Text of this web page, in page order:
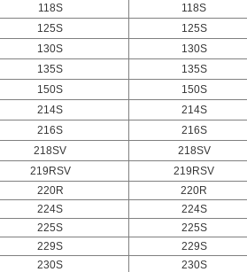
118S 118S
125S 125S
130S 130S
135S 135S
150S 150S
214S 214S
216S 216S
218SV 218SV
219RSV 219RSV
220R 220R
224S 224S
225S 225S
229S 229S
230S 230S